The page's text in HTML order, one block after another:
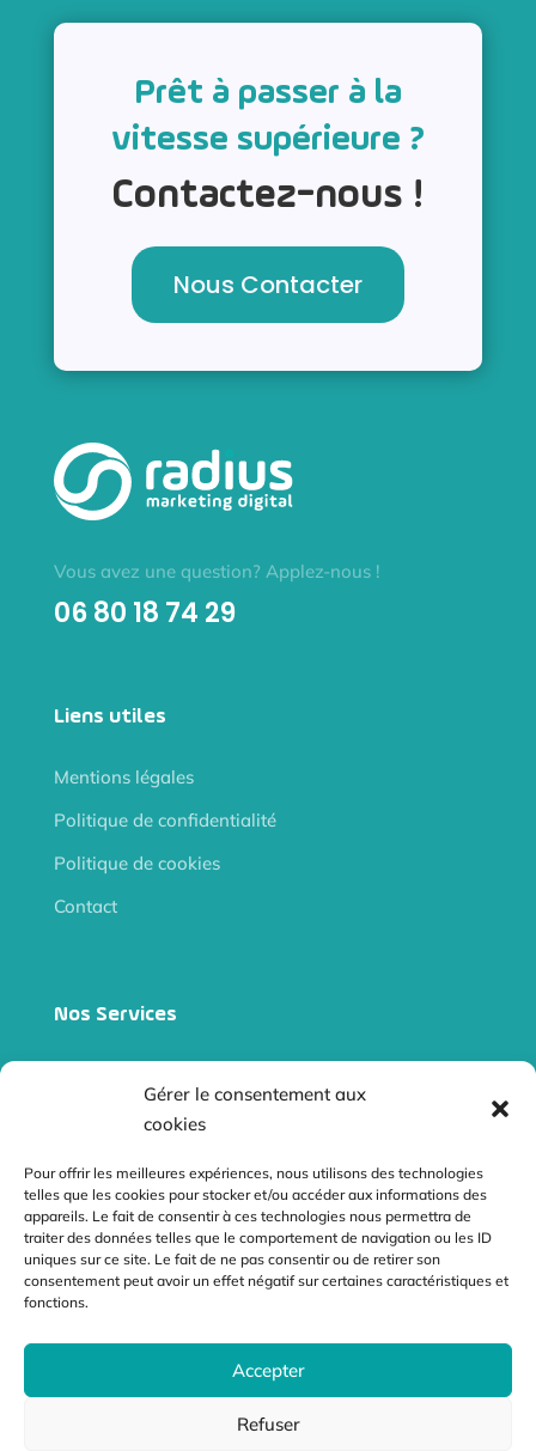
Gérer le consentement aux
cookies
Pour offrir les meilleures expériences, nous utilisons des technologies
telles que les cookies pour stocker et/ou accéder aux informations des
appareils. Le fait de consentir à ces technologies nous permettra de
traiter des données telles que le comportement de navigation ou les ID
uniques sur ce site. Le fait de ne pas consentir ou de retirer son
consentement peut avoir un effet négatif sur certaines caractéristiques et
fonctions.
Accepter
Refuser
Prêt à passer à la
vitesse supérieure ?
Contactez-nous !
Nous Contacter
Vous avez une question? Applez-nous !
06 80 18 74 29
Liens utiles
Mentions légales
Politique de confidentialité
Politique de cookies
Contact
Nos Services
Site e-commerce
Référencement naturel
Netliniking
contact@radiusdesign.fr
12 l’Augizière 85150 Le Girouard